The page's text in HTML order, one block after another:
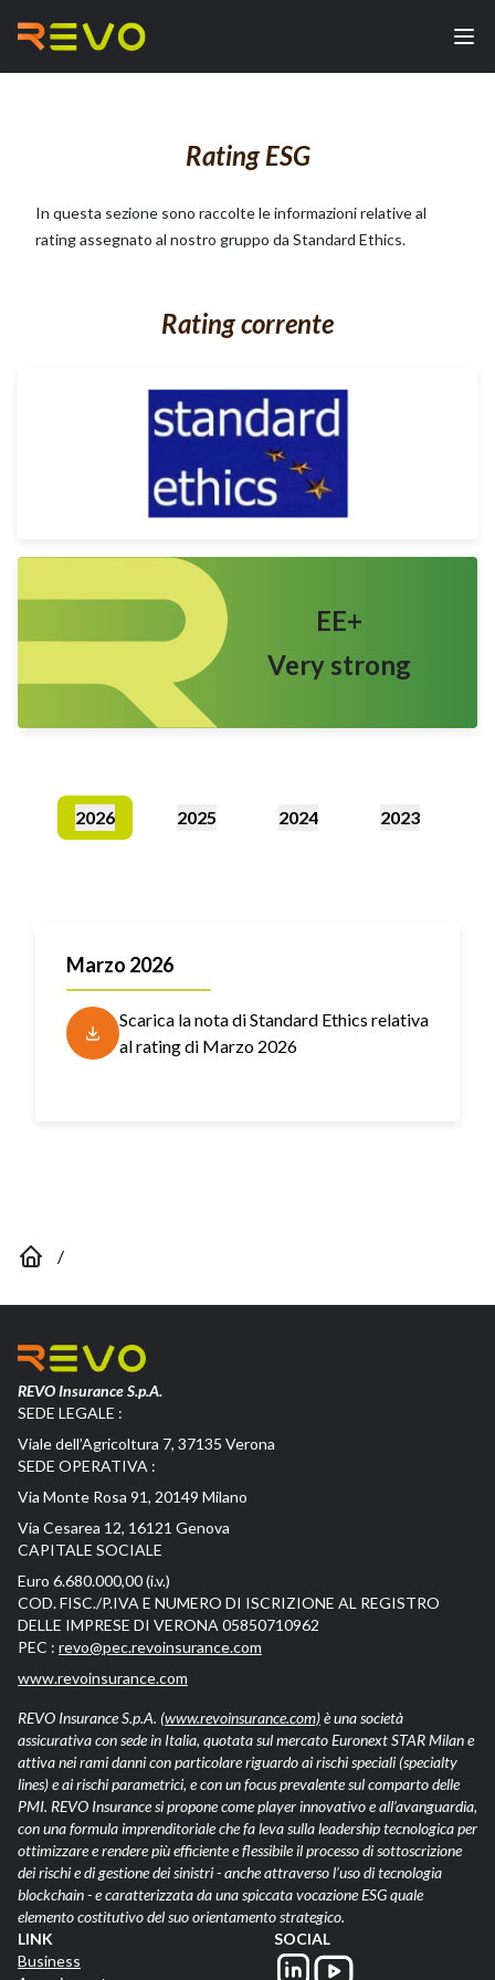
Rating ESG
In questa sezione sono raccolte le informazioni relative al
rating assegnato al nostro gruppo da Standard Ethics.
Rating corrente
EE+
Very strong
2026 2025 2024 2023
Marzo 2026
Scarica la nota di Standard Ethics relativa
al rating di Marzo 2026
/
REVO Insurance S.p.A.
SEDE LEGALE :
Viale dell’Agricoltura 7, 37135 Verona
SEDE OPERATIVA :
Via Monte Rosa 91, 20149 Milano
Via Cesarea 12, 16121 Genova
CAPITALE SOCIALE
Euro 6.680.000,00 (i.v.)
COD. FISC./P.IVA E NUMERO DI ISCRIZIONE AL REGISTRO
DELLE IMPRESE DI VERONA 05850710962
PEC : revo@pec.revoinsurance.com
www.revoinsurance.com
REVO Insurance S.p.A. (www.revoinsurance.com)è una società
assicurativa con sede in Italia, quotata sul mercato Euronext STAR Milan e
attiva nei rami danni con particolare riguardo ai rischi speciali (specialty
lines) e ai rischi parametrici, e con un focus prevalente sul comparto delle
PMI. REVO Insurance si propone come player innovativo e all’avanguardia,
con una formula imprenditoriale che fa leva sulla leadership tecnologica per
ottimizzare e rendere più efficiente e flessibile il processo di sottoscrizione
dei rischi e di gestione dei sinistri - anche attraverso l’uso di tecnologia
blockchain - e caratterizzata da una spiccata vocazione ESG quale
elemento costitutivo del suo orientamento strategico.
LINK
Business
SOCIAL